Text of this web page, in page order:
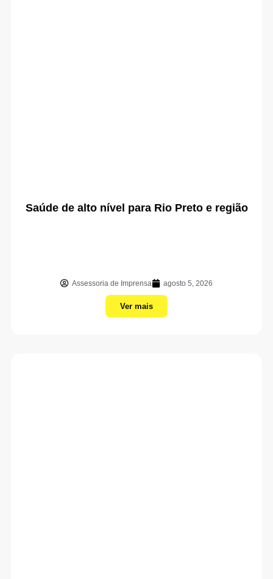
Saúde de alto nível para Rio Preto e região
Assessoria de Imprensa agosto 5, 2026
Ver mais